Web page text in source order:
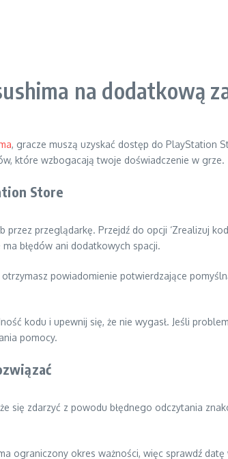
na dodatkową
, gracze muszą uzyskać dostęp do PlayStation
które wzbogacają twoje doświadczenie w grze.
Store
przeglądarkę. Przejdź do opcji ‘Zrealizuj
błędów ani dodatkowych spacji.
powiadomienie potwierdzające
kodu i upewnij się, że nie wygasł. Jeśli
pomocy.
się zdarzyć z powodu błędnego odczytania
ograniczony okres ważności, więc sprawdź